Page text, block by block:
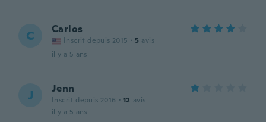
C Carlos
Inscrit depuis 2015 · 5 avis
il y a 5 ans
J Jenn
Inscrit depuis 2016 · 12 avis
il y a 5 ans